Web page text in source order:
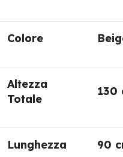
Colore
Altezza
Totale
130
Lunghezza 90